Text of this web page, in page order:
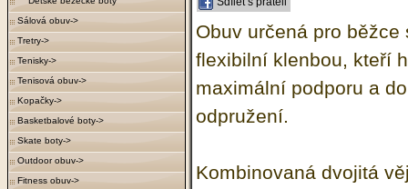
Sálová obuv->
Tretry->
Tenisky->
Tenisová obuv->
Kopačky->
Basketbalové boty->
Skate boty->
Outdoor obuv->
Fitness obuv->
Obuv určená pro běžce
flexibilní klenbou, kteří
maximální podporu a
odpružení.
Kombinovaná dvojitá